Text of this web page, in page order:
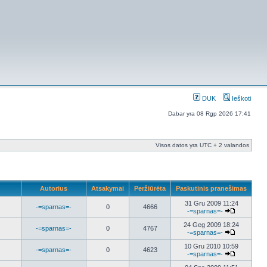
DUK Ieškoti
Dabar yra 08 Rgp 2026 17:41
Visos datos yra UTC + 2 valandos
Autorius Atsakymai Peržiūrėta Paskutinis pranešimas
-=sparnas=- 0 4666
31 Gru 2009 11:24
-=sparnas=-
-=sparnas=- 0 4767
24 Geg 2009 18:24
-=sparnas=-
-=sparnas=- 0 4623
10 Gru 2010 10:59
-=sparnas=-